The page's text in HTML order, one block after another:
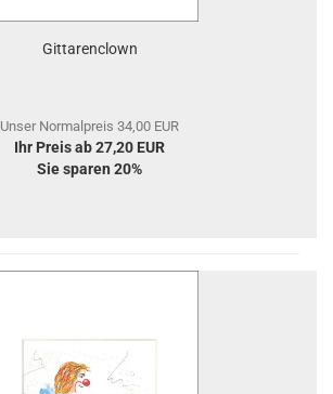
Gittarenclown
Unser Normalpreis 34,00 EUR
Ihr Preis ab 27,20 EUR
Sie sparen 20%